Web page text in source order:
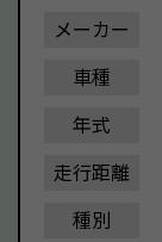
メーカー
車種
年式
走行距離
種別